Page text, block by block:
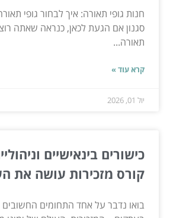
חנות גופי תאורה: איך לבחור גופי
סגנון אם הגעת לכאן, כנראה שאתה
תאורה...
קרא עוד »
יול 01, 2026
כישורים בינאישיים
קורס מזכירות עושה את
בואו נדבר על אחד התחומים החשובים